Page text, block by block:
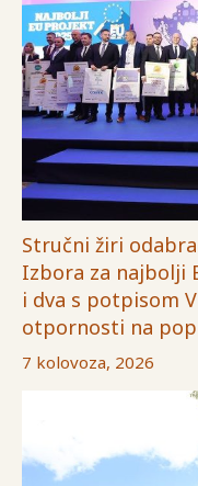
Stručni žiri
Izbora za najbolji
i dva s potpisom
otpornosti na
7 kolovoza, 2026